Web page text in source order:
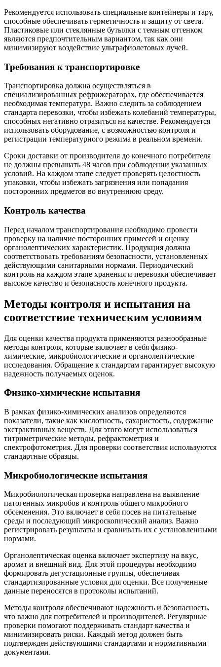
Рекомендуется использовать специальные контейнеры и тару,
способные обеспечивать герметичность и защиту от света.
Пластиковые или стеклянные бутылки с темным оттенком
являются предпочтительным вариантом, так как они
минимизируют воздействие ультрафиолетовых лучей.
Требования к транспортировке
Транспортировка должна осуществляться в
специализированных рефрижераторах, где обеспечивается
необходимая температура. Важно следить за соблюдением
стандарта перевозки, чтобы избежать колебаний температуры,
способных негативно отразиться на качестве. Рекомендуется
использовать оборудование, с возможностью контроля и
регистрации температурного режима в реальном времени.
Сроки доставки от производителя до конечного потребителя
не должны превышать 48 часов при соблюдении указанных
условий. На каждом этапе следует проверять целостность
упаковки, чтобы избежать загрязнения или попадания
посторонних предметов во внутреннюю среду.
Контроль качества
Перед началом транспортирования необходимо провести
проверку на наличие посторонних примесей и оценку
органолептических характеристик. Продукция должна
соответствовать требованиям безопасности, установленных
действующими санитарными нормами. Периодический
контроль на каждом этапе хранения и перевозки обеспечивает
высокое качество и безопасность конечного продукта.
Методы контроля и испытания на
соответствие техническим условиям
Для оценки качества продукта применяются разнообразные
методы контроля, которые включает в себя физико-
химические, микробиологические и органолептические
исследования. Обращение к стандартам гарантирует высокую
надежность получаемых оценок.
Физико-химические испытания
В рамках физико-химических анализов определяются
показатели, такие как кислотность, сахаристость, содержание
экстрактивных веществ. Для этого могут использоваться
титриметрические методы, рефрактометрия и
спектрофотометрия. Для проверки соответствия используются
стандартные образцы.
Микробиологические испытания
Микробиологическая проверка направлена на выявление
патогенных микробов и контроль общего микробного
обсеменения. Это включает в себя посев на питательные
среды и последующий микроскопический анализ. Важно
регистрировать результаты и сравнивать их с установленными
нормами.
Органолептическая оценка включает экспертизу на вкус,
аромат и внешний вид. Для этой процедуры необходимо
формировать дегустационные группы, обеспечивая
стандартизированные условия для оценки. Все полученные
данные переносятся в протоколы испытаний.
Методы контроля обеспечивают надежность и безопасность,
что важно для потребителей и производителей. Регулярные
проверки помогают поддерживать стандарт качества и
минимизировать риски. Каждый метод должен быть
подтвержден действующими стандартами и нормативными
документами.